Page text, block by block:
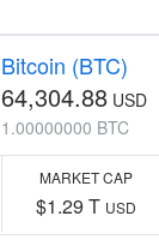
Bitcoin (BTC)
64,304.88 USD
1.00000000 BTC
MARKET CAP
$1.29 T USD